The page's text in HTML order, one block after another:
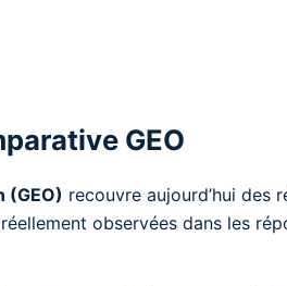
GEO
(GEO) recouvre aujourd’hui des
observées dans les